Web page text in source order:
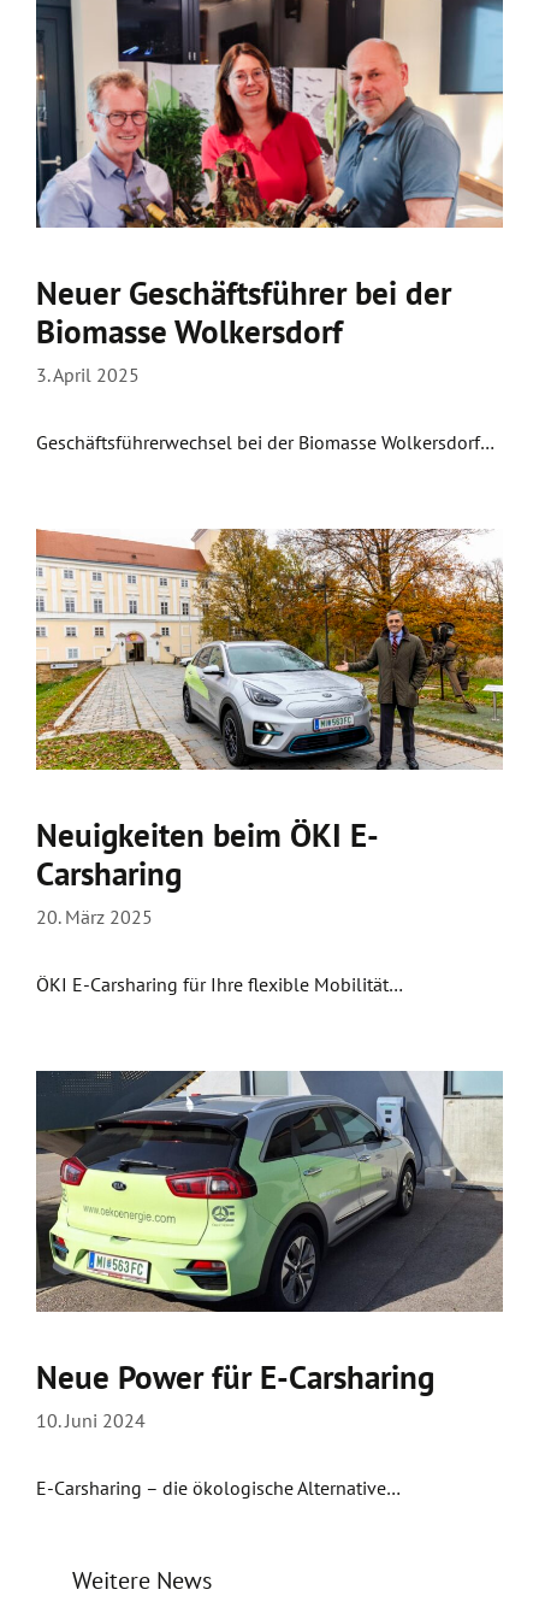
Neuer Geschäftsführer bei der
Biomasse Wolkersdorf
3. April 2025
Geschäftsführerwechsel bei der Biomasse Wolkersdorf…
Neuigkeiten beim ÖKI E-
Carsharing
20. März 2025
ÖKI E-Carsharing für Ihre flexible Mobilität…
Neue Power für E-Carsharing
10. Juni 2024
E-Carsharing – die ökologische Alternative…
Weitere News